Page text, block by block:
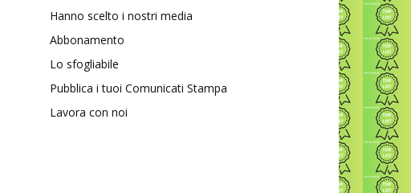
Hanno scelto i nostri media
Abbonamento
Lo sfogliabile
Pubblica i tuoi Comunicati Stampa
Lavora con noi